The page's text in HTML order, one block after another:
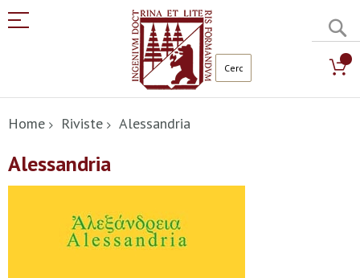
al
contenuto
Home Riviste Alessandria
Alessandria